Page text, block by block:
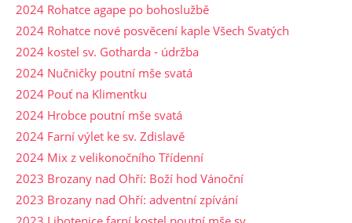
2024 Rohatce agape po bohoslužbě
2024 Rohatce nové posvěcení kaple Všech Svatých
2024 kostel sv. Gotharda - údržba
2024 Nučničky poutní mše svatá
2024 Pouť na Klimentku
2024 Hrobce poutní mše svatá
2024 Farní výlet ke sv. Zdislavě
2024 Mix z velikonočního Třídenní
2023 Brozany nad Ohří: Boží hod Vánoční
2023 Brozany nad Ohří: adventní zpívání